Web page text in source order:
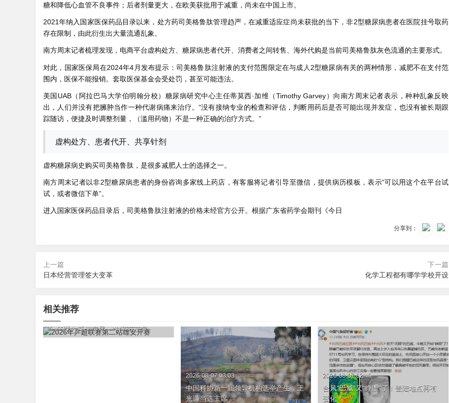
糖和降低心血管不良事件；后者剂量更大，在欧美获批用于减重，尚未在中国上市。
2021年纳入国家医保药品目录以来，处方药司美格鲁肽管理趋严，在减重适应症尚未获批的当下，非2型糖尿病患者在医院挂号取药
存在限制，由此衍生出大量流通乱象。
南方周末记者梳理发现，电商平台虚构处方、糖尿病患者代开、消费者之间转售、海外代购是当前司美格鲁肽灰色流通的主要形式。
对此，国家医保局在2024年4月发布提示：司美格鲁肽注射液的支付范围限定在与成人2型糖尿病有关的两种情形，减肥不在支付范
围内，医保不能报销。套取医保基金会受处罚，甚至可能违法。
美国UAB（阿拉巴马大学伯明翰分校）糖尿病研究中心主任蒂莫西·加维（Timothy Garvey）向南方周末记者表示，种种乱象反映
出，人们并没有把臃肿当作一种代谢病痛来治疗。“没有接纳专业的检查和评估，判断用药后是否可能出现并发症，也没有被长期跟
踪随访，便捷及时调整剂量，（滥用药物）不是一种正确的治疗方式。”
虚构处方、患者代开、共享针剂
虚构糖尿病史购买司美格鲁肽，是很多减肥人士的选择之一。
南方周末记者以非2型糖尿病患者的身份咨询多家线上药店，有客服将记者引导至微信，提供病历模板，表示“可以用这个在平台试
试，或者微信下单”。
进入国家医保药品目录后，司美格鲁肽注射液的价格未经官方公开。根据广东省药学会期刊《今日
分享到：
上一篇
日本经营管理签大变革
下一篇
化学工程都有哪学学校开设
相关推荐
2026-08-07 03:31
2026年乒超联赛第二站雄安开赛
2026-08-07 03:03
中国科协新一届领导机构选举产生，王
光谦当选主席
2026-08-07 02:40
台风“巴威”又“睁眼”了！登陆地点再有
变化！